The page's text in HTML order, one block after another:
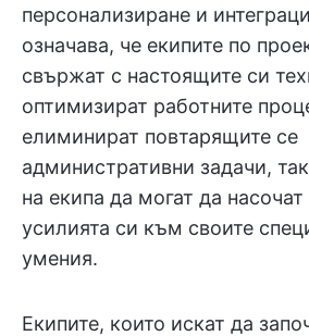
персонализиране и
означава, че екипите по
свържат с настоящите си
оптимизират работните
елиминират повтарящите се
административни задачи,
на екипа да могат да насочат
усилията си към своите
умения.
Екипите, които искат да